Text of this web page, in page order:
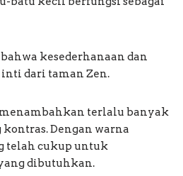
kesederhanaan dan
dari taman Zen.
menambahkan terlalu banyak
Dengan warna
telah cukup untuk
dibutuhkan.